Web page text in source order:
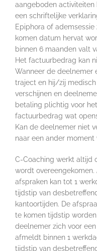
aangeboden activiteiten
een schriftelijke
Epiphora of
komen datum hervat
binnen 6 maanden valt
Het factuurbedrag kan
Wanneer de deelnemer
traject en hij/zij
verschijnen en
betaling plichtig voor
factuurbedrag wat
Kan de deelnemer niet
naar een ander moment
C-Coaching werkt altijd
wordt overeengekomen.
afspraken kan tot 1
tijdstip van
kantoortijden. De
te komen tijdstip
deelnemer zich voor
afmeldt binnen 1
tijdstip van